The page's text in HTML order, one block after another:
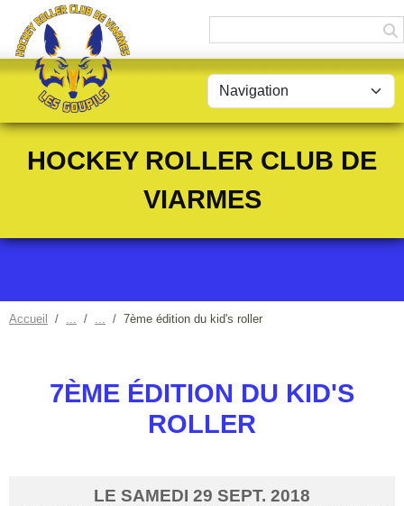
HOCKEY ROLLER CLUB DE
VIARMES
Accueil 7ème édition du kid's roller
7ÈME ÉDITION DU KID'S
ROLLER
LE SAMEDI 29 SEPT. 2018
Panneau de gestion des cookies